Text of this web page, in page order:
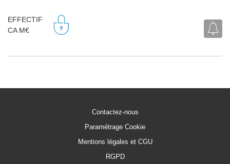
EFFECTIF
CA M€
Contactez-nous
Paramétrage Cookie
Mentions légales et CGU
RGPD